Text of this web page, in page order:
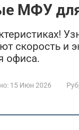
МФУ
скорость
офиса.
15 Июн 2026